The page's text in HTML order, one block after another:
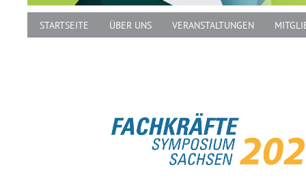
STARTSEITE ÜBER UNS VERANSTALTUNGEN